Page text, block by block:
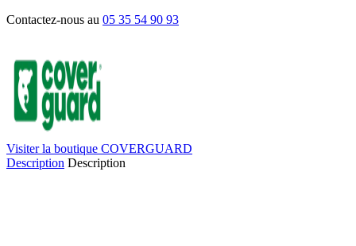
Contactez-nous au 05 35 54 90 93
Visiter la boutique COVERGUARD
Description Description